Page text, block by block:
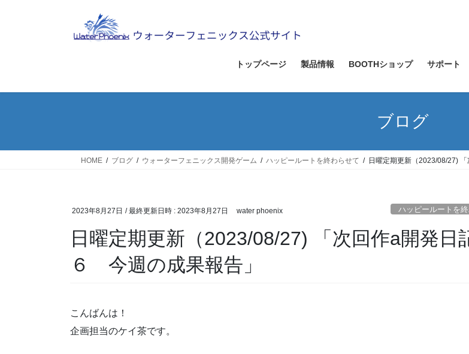
ス
ン
トップページ 製品情報 BOOTHショップ サポート
ブログ
HOME ブログ ウォーターフェニックス開発ゲーム ハッピールートを終わらせて 日曜定期更新（2023/08/27)
2023年8月27日 / 最終更新日時 : 2023年8月27日 water phoenix ハッピールートを
日曜定期更新（2023/08/27) 「次回作a開発日
６ 今週の成果報告」
こんばんは！
企画担当のケイ茶です。